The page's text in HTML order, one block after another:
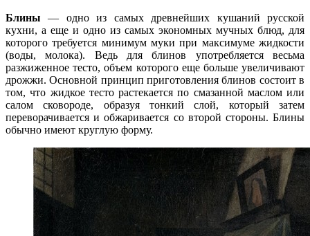
Блины — одно из самых древнейших кушаний русской
кухни, а еще и одно из самых экономных мучных блюд, для
которого требуется минимум муки при максимуме жидкости
(воды, молока). Ведь для блинов употребляется весьма
разжиженное тесто, объем которого еще больше увеличивают
дрожжи. Основной принцип приготовления блинов состоит в
том, что жидкое тесто растекается по смазанной маслом или
салом сковороде, образуя тонкий слой, который затем
переворачивается и обжаривается со второй стороны. Блины
обычно имеют круглую форму.